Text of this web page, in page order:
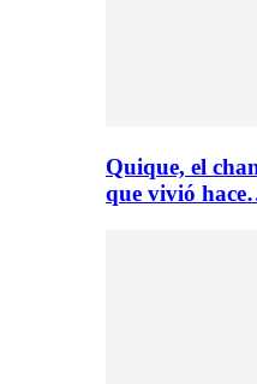
Quique, el
que vivió